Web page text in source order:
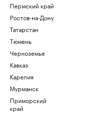
Пермский край
Ростов-на-Дону
Татарстан
Тюмень
Черноземье
Кавказ
Карелия
Мурманск
Приморский
край